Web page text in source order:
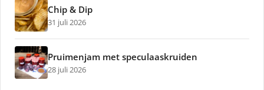
Chip & Dip
31 juli 2026
Pruimenjam met speculaaskruiden
28 juli 2026